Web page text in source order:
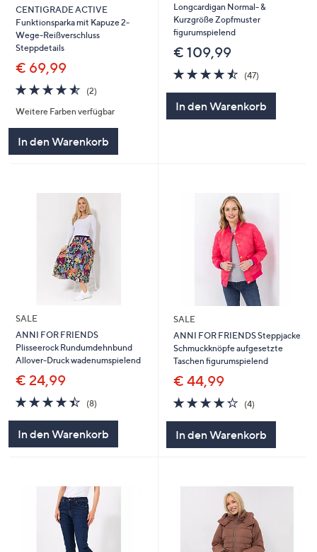
CENTIGRADE ACTIVE
Funktionsparka mit Kapuze 2-
Wege-Reißverschluss
Steppdetails
€ 69,99
4.5
von
5
(2)
Weitere Farben verfügbar
In den Warenkorb
Longcardigan Normal- &
Kurzgröße Zopfmuster
figurumspielend
€ 109,99
4.5
von
(47)
In den Warenkorb
SALE
ANNI FOR FRIENDS
Plisseerock Rundumdehnbund
Allover-Druck wadenumspielend
€ 24,99
4.4
von
(8)8
In den Warenkorb
SALE
ANNI FOR FRIENDS Steppjacke
Schmuckknöpfe aufgesetzte
Taschen figurumspielend
€ 44,99
4.2
von
(4)
In den Warenkorb